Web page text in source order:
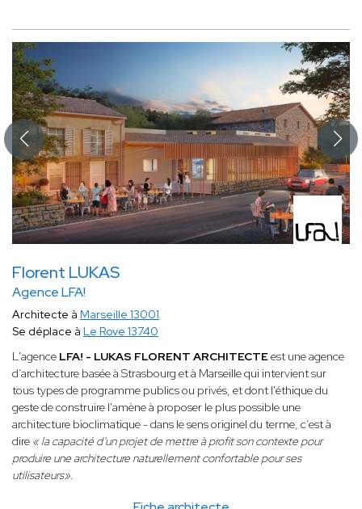
Florent LUKAS
Agence LFA!
Architecte à Marseille 13001
Se déplace à Le Rove 13740
L'agence LFA! - LUKAS FLORENT ARCHITECTEest une agence
d’architecture basée à Strasbourg et à Marseille qui intervient sur
tous types de programme publics ou privés, et dont l'éthique du
geste de construire l'amène à proposer le plus possible une
architecture bioclimatique - dans le sens originel du terme, c’est à
dire « la capacité d’un projet de mettre à profit son contexte pour
produire une architecture naturellement confortable pour ses
utilisateurs».